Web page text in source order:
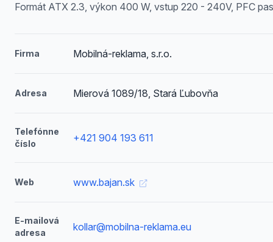
Formát ATX 2.3, výkon 400 W, vstup 220 - 240V, PFC
Firma Mobilná-reklama, s.r.o.
Adresa Mierová 1089/18, Stará Ľubovňa
Telefónne
číslo
+421 904 193 611
Web www.bajan.sk
E-mailová
adresa
kollar@mobilna-reklama.eu